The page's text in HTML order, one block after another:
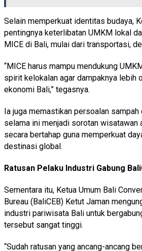
Selain memperkuat identitas budaya,
pentingnya keterlibatan UMKM lokal
MICE di Bali, mulai dari transportasi,
“MICE harus mampu mendukung
spirit kelokalan agar dampaknya lebih
ekonomi Bali,” tegasnya.
Ia juga memastikan persoalan
selama ini menjadi sorotan wisatawan
secara bertahap guna memperkuat
destinasi global.
Ratusan Pelaku Industri Gabung
Sementara itu, Ketua Umum Bali
Bureau (BaliCEB) Ketut Jaman
industri pariwisata Bali untuk
tersebut sangat tinggi.
“Sudah ratusan yang ancang-ancang